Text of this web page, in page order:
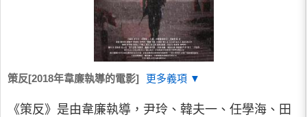
策反[2018年韋廉執導的電影] 更多義項 ▼
《策反》是由韋廉執導，尹玲、韓夫一、任學海、田